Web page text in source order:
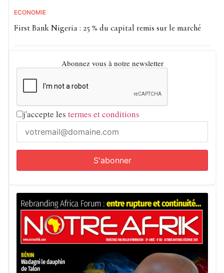
ECONOMIE
First Bank Nigeria : 25 % du capital remis sur le marché
Abonnez vous à notre newsletter
j'accepte les termes et conditions